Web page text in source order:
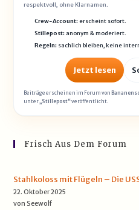
respektvoll, ohne Klarnamen.
Crew-Account:erscheint sofort.
Stillepost: anonym & moderiert.
Regeln: sachlich bleiben, keine
Jetzt lesen
Beiträge erscheinen im Forum von
unter „Stillepost“veröffentlicht.
Frisch Aus Dem Forum
Stahlkoloss mit Flügeln – Die
22. Oktober 2025
von Seewolf